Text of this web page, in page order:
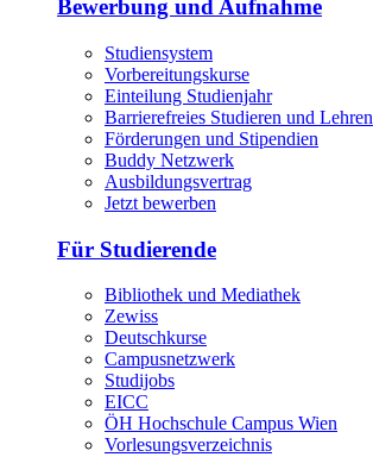
Bewerbung und Aufnahme
Studiensystem
Vorbereitungskurse
Einteilung Studienjahr
Barrierefreies Studieren und Lehren
Förderungen und Stipendien
Buddy Netzwerk
Ausbildungsvertrag
Jetzt bewerben
Für Studierende
Bibliothek und Mediathek
Zewiss
Deutschkurse
Campusnetzwerk
Studijobs
EICC
ÖH Hochschule Campus Wien
Vorlesungsverzeichnis